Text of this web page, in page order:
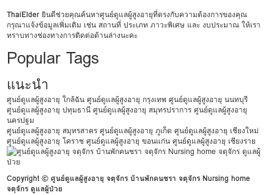
ThaiElder ยินดีช่วยคุณค้นหาศูนย์ดูแลผู้สูงอายุที่ตรงกับความต้องการของคุณ
กรุณาแจ้งข้อมูลเพิ่มเติม เช่น สถานที่ ประเภท ภาวะพิเศษ และ งบประมาณ ให้เรา
ทราบทางช่องทางการติดต่อด้านล่างนะคะ
Popular Tags
แนะนำ
ศูนย์ดูแลผู้สูงอายุ ใกล้ฉัน ศูนย์ดูแลผู้สูงอายุ กรุงเทพ ศูนย์ดูแลผู้สูงอายุ นนทบุรี
ศูนย์ดูแลผู้สูงอายุ ปทุมธานี ศูนย์ดูแลผู้สูงอายุ สมุทรปราการ ศูนย์ดูแลผู้สูงอายุ
นครปฐม
ศูนย์ดูแลผู้สูงอายุ สมุทรสาคร ศูนย์ดูแลผู้สูงอายุ ภูเก็ต ศูนย์ดูแลผู้สูงอายุ เชียงใหม่
ศูนย์ดูแลผู้สูงอายุ โคราช ศูนย์ดูแลผู้สูงอายุ ขอนแก่น ศูนย์ดูแลผู้สูงอายุ เชียงราย
Copyright © ศูนย์ดูแลผู้สูงอายุ จตุจักร บ้านพักคนชรา จตุจักร Nursing home
จตุจักร ดูแลผู้ป่วย